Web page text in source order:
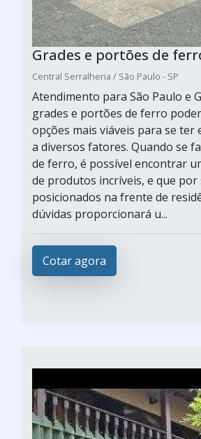
Grades e portões de
Central Serralheria / São Paulo - SP
Atendimento para São Paulo e
grades e portões de ferro
opções mais viáveis para se ter
a diversos fatores. Quando se
de ferro, é possível encontrar
de produtos incríveis, e que por
posicionados na frente de
dúvidas proporcionará u...
Cotar agora